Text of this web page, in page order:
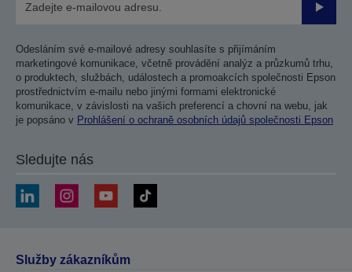
Odesláním své e-mailové adresy souhlasíte s přijímáním
marketingové komunikace, včetně provádění analýz a průzkumů trhu,
o produktech, službách, událostech a promoakcích společnosti Epson
prostřednictvím e-mailu nebo jinými formami elektronické
komunikace, v závislosti na vašich preferencí a chovní na webu, jak
je popsáno v Prohlášení o ochraně osobních údajů společnosti Epson
Sledujte nás
Služby zákazníkům